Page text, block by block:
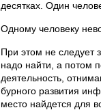
десятках. Один
Одному человеку
При этом не следует
надо найти, а потом
деятельность,
бурного развития
место найдется для